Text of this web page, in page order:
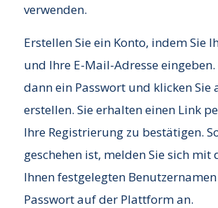
verwenden.
Erstellen Sie ein Konto, indem Sie
und Ihre E-Mail-Adresse eingeben.
dann ein Passwort und klicken Sie
erstellen. Sie erhalten einen Link
Ihre Registrierung zu bestätigen.
geschehen ist, melden Sie sich mit
Ihnen festgelegten
Passwort auf der Plattform an.